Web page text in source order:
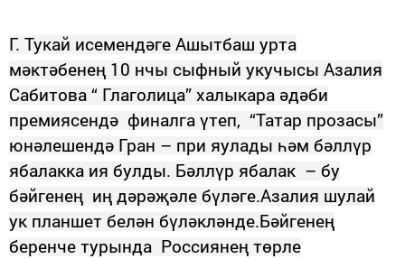
Г. Тукай исемендәге Ашытбаш урта
мәктәбенең 10 нчы сыфный укучысы Азалия
Сабитова “ Глаголица” халыкара әдәби
премиясендә финалга үтеп, “Татар прозасы”
юнәлешендә Гран – при яулады һәм бәллүр
ябалакка ия булды. Бәллүр ябалак – бу
бәйгенең иң дәрәҗәле бүләге.Азалия шулай
ук планшет белән бүләкләнде.Бәйгенең
беренче турында Россиянең төрле